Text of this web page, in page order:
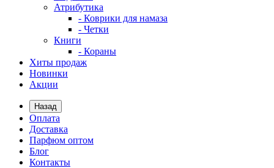
Атрибутика
- Коврики для намаза
- Четки
Книги
- Кораны
Хиты продаж
Новинки
Акции
Назад
Оплата
Доставка
Парфюм оптом
Блог
Контакты